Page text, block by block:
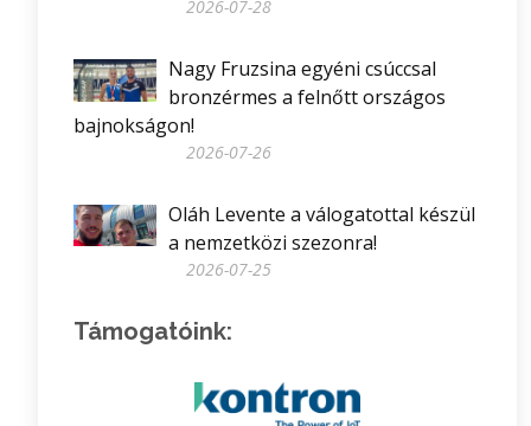
2026-07-28
Nagy Fruzsina egyéni csúccsal
bronzérmes a felnőtt országos
bajnokságon!
2026-07-26
Oláh Levente a válogatottal készül
a nemzetközi szezonra!
2026-07-25
Támogatóink: